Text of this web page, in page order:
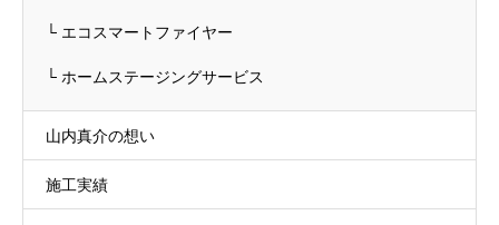
└ エコスマートファイヤー
└ ホームステージングサービス
山内真介の想い
施工実績